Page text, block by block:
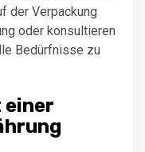
der Verpackung
oder konsultieren
Bedürfnisse zu
einer